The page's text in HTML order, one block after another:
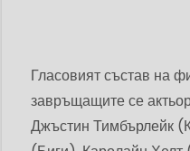
Гласовият състав на
завръщащите се
Джъстин Тимбърлейк